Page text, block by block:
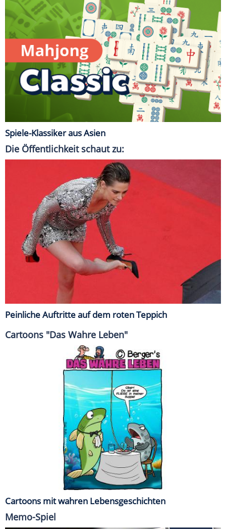
Spiele-Klassiker aus Asien
Die Öffentlichkeit schaut zu:
Peinliche Auftritte auf dem roten Teppich
Cartoons "Das Wahre Leben"
Cartoons mit wahren Lebensgeschichten
Memo-Spiel